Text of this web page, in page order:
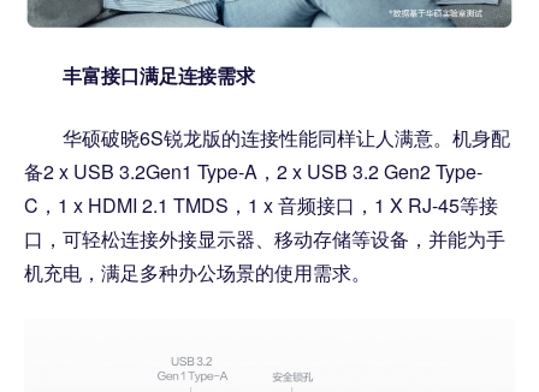
丰富接口满足连接需求
华硕破晓6S锐龙版的连接性能同样让人满意。机身配
备2 x USB 3.2Gen1 Type-A，2 x USB 3.2 Gen2 Type-
C，1 x HDMI 2.1 TMDS，1 x 音频接口，1 X RJ-45等接
口，可轻松连接外接显示器、移动存储等设备，并能为手
机充电，满足多种办公场景的使用需求。